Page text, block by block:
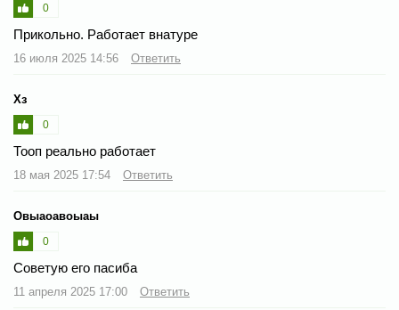
0
Прикольно. Работает внатуре
16 июля 2025 14:56 Ответить
Хз
0
Тооп реально работает
18 мая 2025 17:54 Ответить
Овыаоавоыаы
0
Советую его пасиба
11 апреля 2025 17:00 Ответить